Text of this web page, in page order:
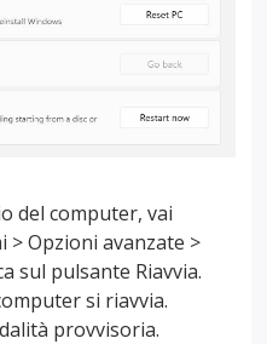
del computer, vai
> Opzioni avanzate >
sul pulsante Riavvia.
si riavvia.
provvisoria.